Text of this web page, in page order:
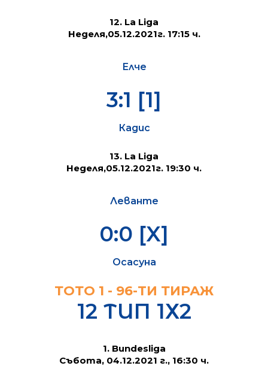
12. La Liga
Неделя,05.12.2021г. 17:15 ч.
Елче
3:1 [1]
Кадис
13. La Liga
Неделя,05.12.2021г. 19:30 ч.
Леванте
0:0 [X]
Осасуна
ТОТО 1 - 96-TИ ТИРАЖ
12 ТИП 1Х2
1. Bundesliga
Събота, 04.12.2021 г., 16:30 ч.